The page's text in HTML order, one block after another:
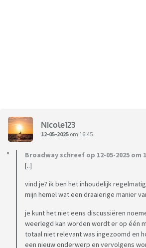
Nicole123
12-05-2025 om 16:45
Broadway schreef op 12-05-2025 om
[..]
vind je? ik ben het inhoudelijk
mijn hemel wat een draaierige manier
je kunt het niet eens discussiëren
weerlegd kan worden wordt er op één
totaal niet relevant was ingezoomd en
een nieuw onderwerp en vervolgens